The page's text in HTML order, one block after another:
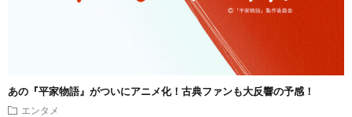
あの『平家物語』がついにアニメ化！古典ファンも大反響の予感！
エンタメ